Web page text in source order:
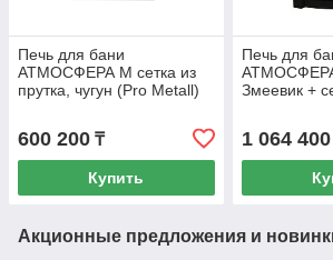
Печь для бани
АТМОСФЕРА М сетка из
прутка, чугун (Pro Metall)
600 200 ₸
Купить
Печь для
Змеевик +
1 064 400
Акционные предложения и